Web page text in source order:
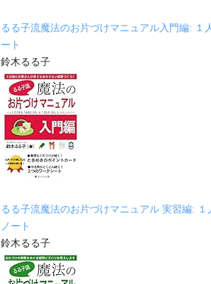
るる子流魔法のお片づけマニュアル入門編: １
ート
鈴木るる子
るる子流魔法のお片づけマニュアル 実習編:
ノート
鈴木るる子